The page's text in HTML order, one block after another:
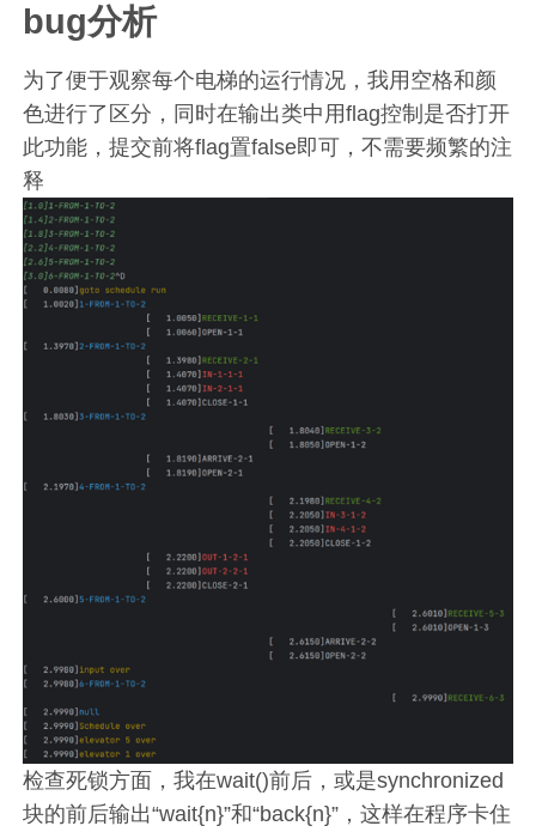
bug分析
为了便于观察每个电梯的运行情况，我用空格和颜
色进行了区分，同时在输出类中用flag控制是否打开
此功能，提交前将flag置false即可，不需要频繁的注
释
检查死锁方面，我在wait()前后，或是synchronized
块的前后输出“wait{n}”和“back{n}”，这样在程序卡住